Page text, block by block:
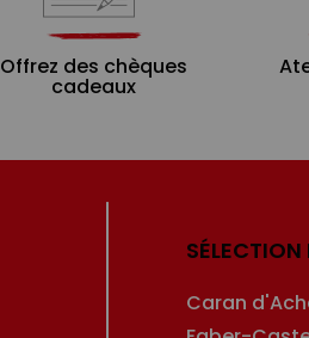
Offrez des chèques
cadeaux
Caran